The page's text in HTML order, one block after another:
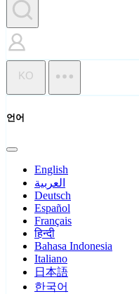
KO
언어
English
العربية
Deutsch
Español
Français
हिन्दी
Bahasa Indonesia
Italiano
日本語
한국어